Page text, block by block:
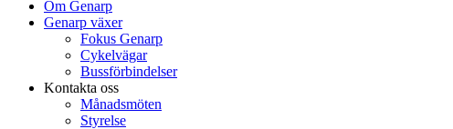
Om Genarp
Genarp växer
Fokus Genarp
Cykelvägar
Bussförbindelser
Kontakta oss
Månadsmöten
Styrelse